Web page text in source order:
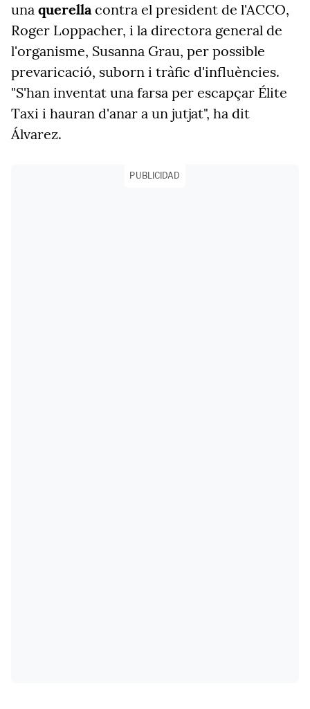
una querellacontra el president de l'ACCO,
Roger Loppacher, i la directora general de
l'organisme, Susanna Grau, per possible
prevaricació, suborn i tràfic d'influències.
"S'han inventat una farsa per escapçar Élite
Taxi i hauran d'anar a un jutjat", ha dit
Álvarez.
PUBLICIDAD